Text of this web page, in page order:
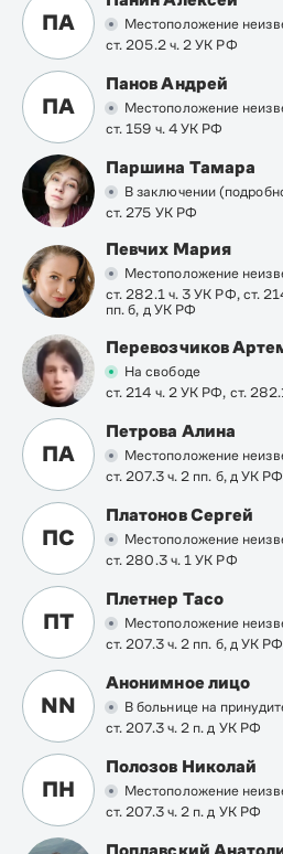
ПА
Местоположение
ст. 205.2 ч. 2 УК РФ
ПА
Панов Андрей
Местоположение
ст. 159 ч. 4 УК РФ
Паршина Тамара
В заключении
ст. 275 УК РФ
Певчих Мария
Местоположение
ст. 282.1 ч. 3 УК РФ, ст.
пп. б, д УК РФ
Перевозчиков
На свободе
ст. 214 ч. 2 УК РФ, ст.
ПА
Петрова Алина
Местоположение
ст. 207.3 ч. 2 пп. б, д УК РФ
ПС
Платонов Сергей
Местоположение
ст. 280.3 ч. 1 УК РФ
ПТ
Плетнер Тасо
Местоположение
ст. 207.3 ч. 2 пп. б, д УК РФ
NN
Анонимное лицо
В больнице на
ст. 207.3 ч. 2 п. д УК РФ
ПН
Полозов Николай
Местоположение
ст. 207.3 ч. 2 п. д УК РФ